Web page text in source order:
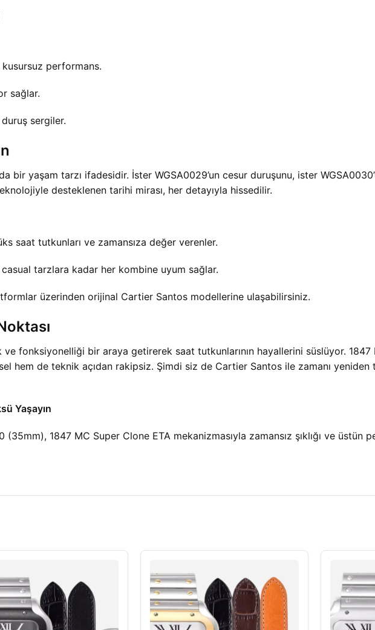
kusursuz performans.
sağlar.
sergiler.
yaşam tarzı ifadesidir. İster WGSA0029’un cesur duruşunu, ister
desteklenen tarihi mirası, her detayıyla hissedilir.
saat tutkunları ve zamansıza değer verenler.
tarzlara kadar her kombine uyum sağlar.
üzerinden orijinal Cartier Santos modellerine ulaşabilirsiniz.
fonksiyonelliği bir araya getirerek saat tutkunlarının hayallerini süslüyor. 1847
hem de teknik açıdan rakipsiz. Şimdi siz de Cartier Santos ile zamanı yeniden
Yaşayın
1847 MC Super Clone ETA mekanizmasıyla zamansız şıklığı ve üstün